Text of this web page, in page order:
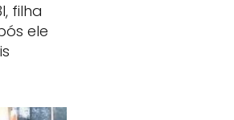
filha
ele